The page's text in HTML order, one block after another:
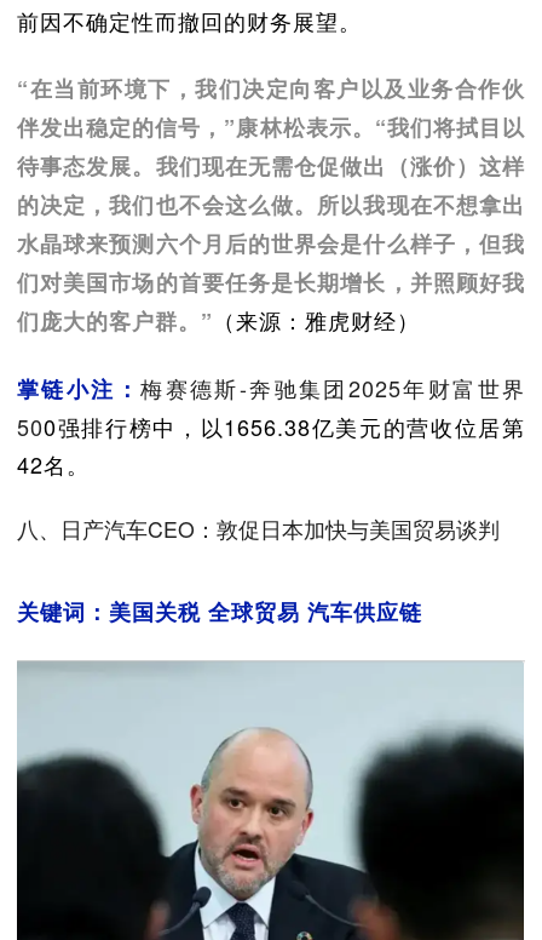
前因不确定性而撤回的财务展望。
“在当前环境下，我们决定向客户以及业务合作伙
伴发出稳定的信号，”康林松表示。“我们将拭目以
待事态发展。我们现在无需仓促做出（涨价）这样
的决定，我们也不会这么做。所以我现在不想拿出
水晶球来预测六个月后的世界会是什么样子，但我
们对美国市场的首要任务是长期增长，并照顾好我
们庞大的客户群。” （来源：雅虎财经）
掌链小注：梅赛德斯-奔驰集团2025年财富世界
500强排行榜中，以1656.38亿美元的营收位居第
42名。
八、日产汽车CEO：敦促日本加快与美国贸易谈判
关键词：美国关税 全球贸易 汽车供应链